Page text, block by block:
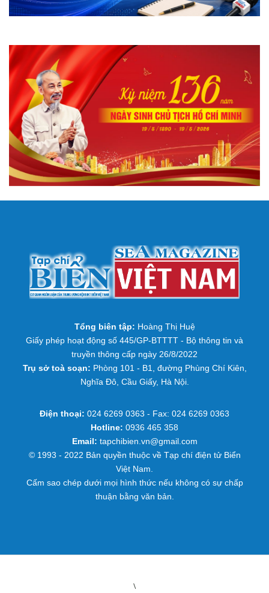
Tổng biên tập: Hoàng Thị Huệ
Giấy phép hoạt động số 445/GP-BTTTT - Bộ thông tin và
truyền thông cấp ngày 26/8/2022
Trụ sở toà soạn: Phòng 101 - B1, đường Phùng Chí Kiên,
Nghĩa Đô, Cầu Giấy, Hà Nội.
Điện thoại: 024 6269 0363 - Fax: 024 6269 0363
Hotline: 0936 465 358
Email: tapchibien.vn@gmail.com
© 1993 - 2022 Bản quyền thuộc về Tạp chí điện tử Biển
Việt Nam.
Cấm sao chép dưới mọi hình thức nếu không có sự chấp
thuận bằng văn bản.
\